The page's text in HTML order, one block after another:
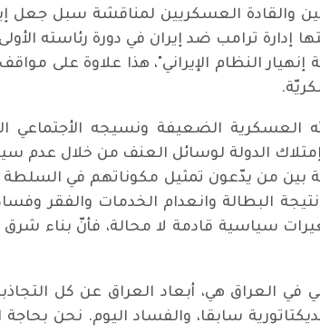
والقادة العسكريين لمناقشة سبل جعل
ترامب ضد إيران في دورة رئاسته
النظام الإيراني"، هذا علاوة على
العسكرية الضعيفة ونسيجه
الدولة لوسائل العنف من خلال عدم
بين من يدّعون تمثيل مكوناتهم في
البطالة وانعدام الخدمات والفقر
سياسية قادمة لا محالة، فأنّ بناء
العراق هي، أبعاد العراق عن كل
سابقا، والفساد اليوم. نحن